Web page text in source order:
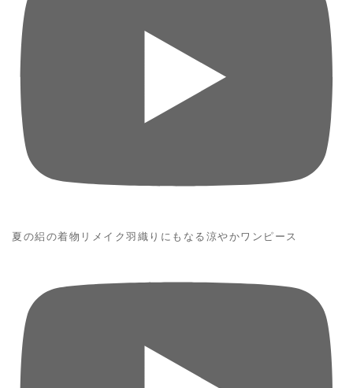
夏の絽の着物リメイク羽織りにもなる涼やかワンピース